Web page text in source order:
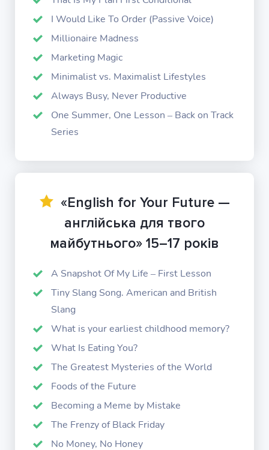
I Would Like To Order (Passive Voice)
Millionaire Madness
Marketing Magic
Minimalist vs. Maximalist Lifestyles
Always Busy, Never Productive
One Summer, One Lesson – Back on Track
Series
«English for Your Future —
англійська для твого
майбутнього» 15–17 років
A Snapshot Of My Life – First Lesson
Tiny Slang Song. American and British
Slang
What is your earliest childhood memory?
What Is Eating You?
The Greatest Mysteries of the World
Foods of the Future
Becoming a Meme by Mistake
The Frenzy of Black Friday
No Money, No Honey